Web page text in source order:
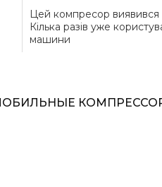
автоматически остановит
в колесах достигает
исключена возможность
Цей компресор виявився
Кілька разів уже
машини